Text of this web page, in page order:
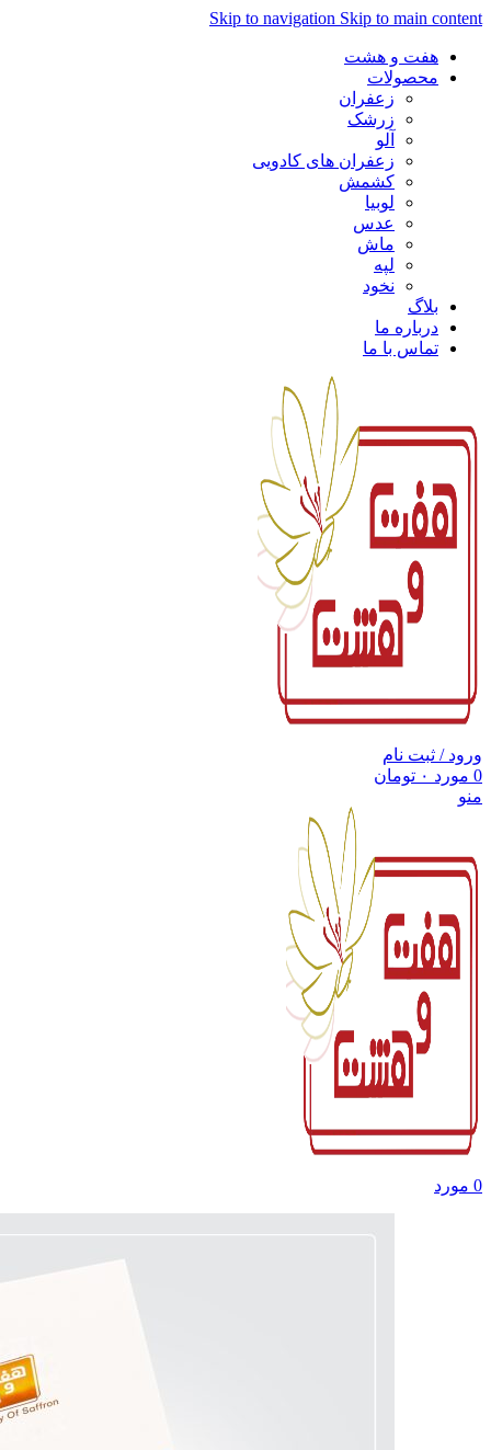
Skip to navigation Skip to main content
هفت و هشت
محصولات
زعفران
زرشک
آلو
زعفران های کادویی
کشمش
لوبیا
عدس
ماش
لپه
نخود
بلاگ
درباره ما
تماس با ما
ورود / ثبت نام
0 مورد ۰ تومان
منو
0 مورد